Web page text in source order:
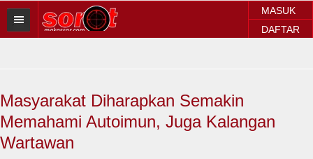
MASUK
DAFTAR
Sorot Makassar
Masyarakat Diharapkan Semakin
Memahami Autoimun, Juga Kalangan
Wartawan